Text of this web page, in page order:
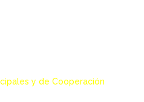
y de Cooperación